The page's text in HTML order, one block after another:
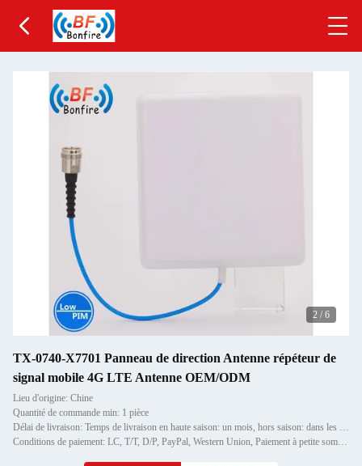
2 / 6
TX-0740-X7701 Panneau de direction Antenne répéteur de
signal mobile 4G LTE Antenne OEM/ODM
Lieu d'origine: Chine
Quantité de commande min: 1 pièce
Délai de livraison: Temps de livraison en haute saison: un mois, hors saison: dans les 15 jours ouvrables
Conditions de paiement: LC, T/T, D/P, PayPal, Western Union, Paiement à petite somme, Grammes d'argent